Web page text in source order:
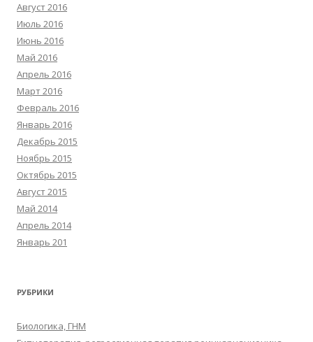
Август 2016
Июль 2016
Июнь 2016
Май 2016
Апрель 2016
Март 2016
Февраль 2016
Январь 2016
Декабрь 2015
Ноябрь 2015
Октябрь 2015
Август 2015
Май 2014
Апрель 2014
Январь 201
РУБРИКИ
Биологика, ГНМ